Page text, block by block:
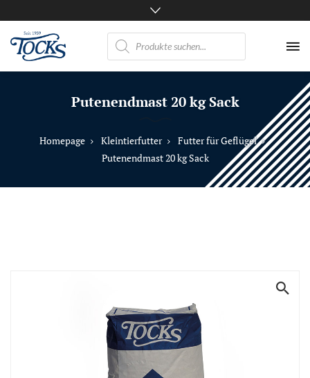
TOCKS
Tock
Products
search
Putenendmast 20 kg Sack
Homepage Kleintierfutter
Futter für Geflügel
Putenendmast 20 kg Sack